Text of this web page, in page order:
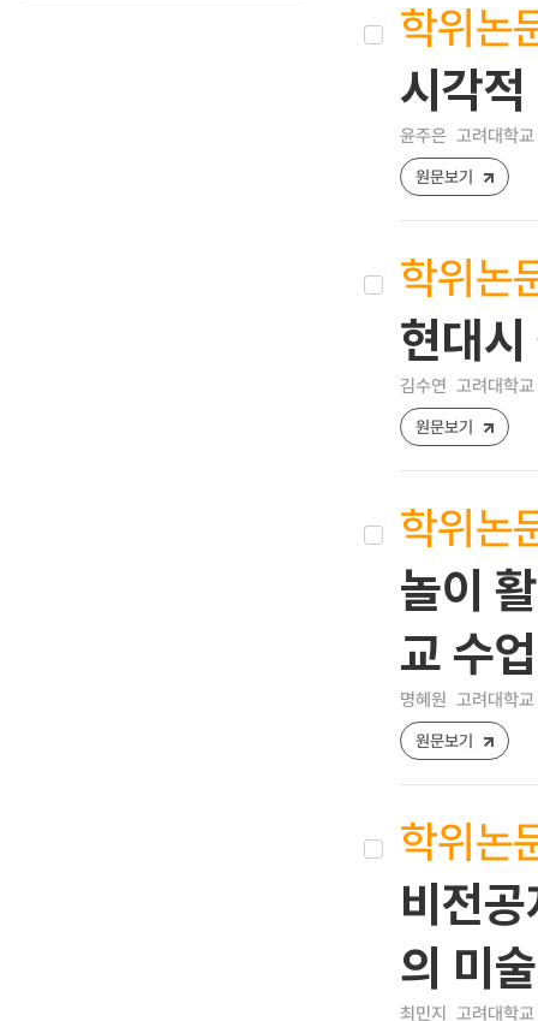
학위논
시각
윤주은 고려대학
원문보기
학위논
현대
김수연 고려대학
원문보기
학위논
놀이
교 수
명혜원 고려대학
원문보기
학위논
비전
의 미
최민지 고려대학